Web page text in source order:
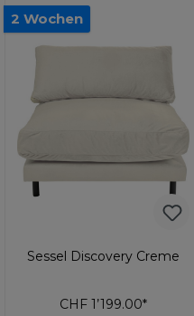
2 Wochen
Sessel Discovery Creme
CHF 1’199.00*